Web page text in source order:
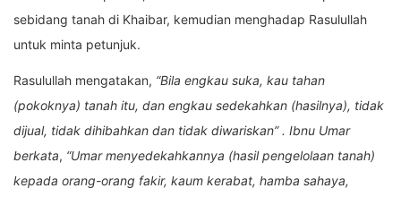
sebidang tanah di Khaibar, kemudian menghadap Rasulullah
untuk minta petunjuk.
Rasulullah mengatakan, “Bila engkau suka, kau tahan
(pokoknya) tanah itu, dan engkau sedekahkan (hasilnya), tidak
dijual, tidak dihibahkan dan tidak diwariskan”. Ibnu Umar
berkata, “Umar menyedekahkannya (hasil pengelolaan tanah)
kepada orang-orang fakir, kaum kerabat, hamba sahaya,